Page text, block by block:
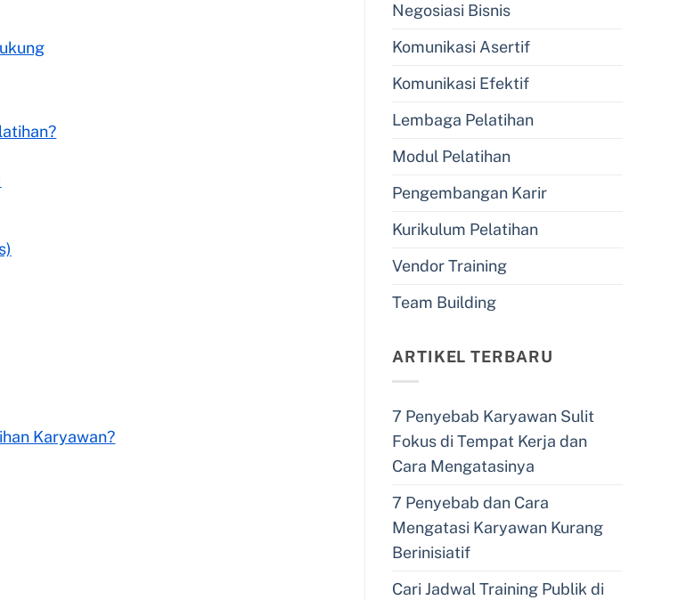
Karyawan?
Negosiasi Bisnis
Komunikasi Asertif
Komunikasi Efektif
Lembaga Pelatihan
Modul Pelatihan
Pengembangan Karir
Kurikulum Pelatihan
Vendor Training
Team Building
ARTIKEL TERBARU
7 Penyebab Karyawan Sulit
Fokus di Tempat Kerja dan
Cara Mengatasinya
7 Penyebab dan Cara
Mengatasi Karyawan Kurang
Berinisiatif
Cari Jadwal Training Publik di